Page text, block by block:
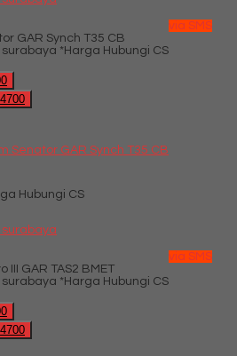
via SMS
GAR Synch T35 CB
*Harga Hubungi CS
Senator GAR Synch T35 CB
Hubungi CS
via SMS
GAR TAS2 BMET
*Harga Hubungi CS